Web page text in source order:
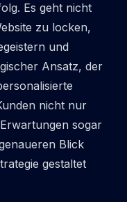
Es geht nicht
zu locken,
und
Ansatz, der
nicht nur
sogar
Blick
gestaltet